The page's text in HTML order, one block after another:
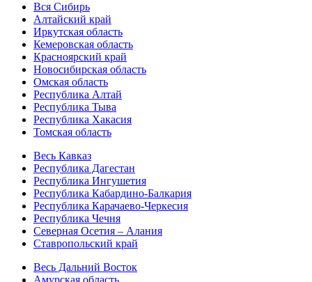
Вся Сибирь
Алтайский край
Иркутская область
Кемеровская область
Красноярский край
Новосибирская область
Омская область
Республика Алтай
Республика Тыва
Республика Хакасия
Томская область
Весь Кавказ
Республика Дагестан
Республика Ингушетия
Республика Кабардино-Балкария
Республика Карачаево-Черкесия
Республика Чечня
Северная Осетия – Алания
Ставропольский край
Весь Дальний Восток
Амурская область